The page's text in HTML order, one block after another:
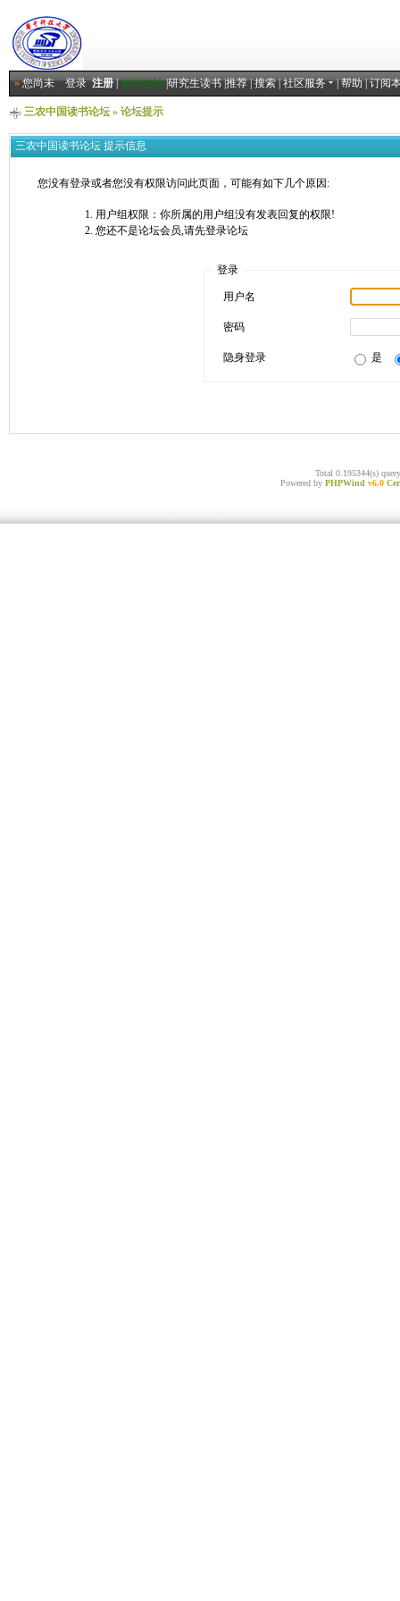
»您尚未登录 注册|返回主站|研究生读书|推荐|搜索|社区服务 |帮助|订阅
三农中国读书论坛» 论坛提示
三农中国读书论坛 提示信息
您没有登录或者您没有权限访问此页面，可能有如下几个原因:
用户组权限：你所属的用户组没有发表回复的权限!
您还不是论坛会员,请先登录论坛
登录
用户名
密码
隐身登录 是
Total 0.195344(s)
Powered by PHPWind v6.0